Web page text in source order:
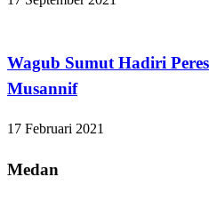
Wagub Sumut Hadiri
Musannif
17 Februari 2021
Medan